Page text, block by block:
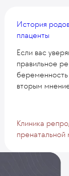
История
плаценты
Если вас
правильное
вторым
Клиника
пренатальной